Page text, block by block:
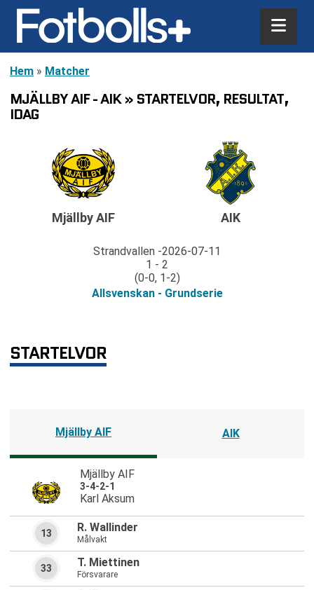
Hem » Matcher
MJÄLLBY AIF - AIK » STARTELVOR, RESULTAT,
IDAG
Mjällby AIF
Strandvallen 2026-07-11
1 - 2
(0-0, 1-2)
Allsvenskan - Grundserie
AIK
STARTELVOR
Mjällby AIF AIK
Mjällby AIF
3-4-2-1
Karl Aksum
R. Wallinder
Målvakt
13
T. Miettinen
Försvarare
33